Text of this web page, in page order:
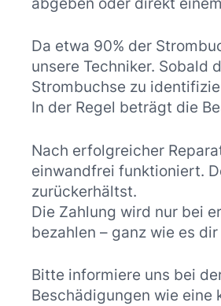
Da etwa 90% der
unsere Techniker. Sobald
Strombuchse zu
In der Regel beträgt die
Nach erfolgreicher
einwandfrei funktioniert.
zurückerhältst.
Die Zahlung wird nur bei
bezahlen – ganz wie es
Bitte informiere uns bei
Beschädigungen wie